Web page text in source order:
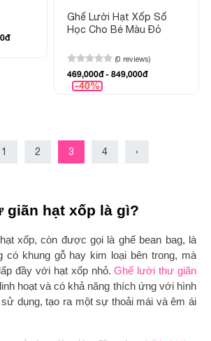
Ghế Lười Hạt Xốp Số
Học Cho Bé Màu Đỏ
(0 reviews)
469,000đ - 849,000đ
-40%
1 2 3 4 ›
giãn hạt xốp là gì?
xốp, còn được gọi là ghế bean bag, là
có khung gỗ hay kim loại bên trong, mà
đầy với hạt xốp nhỏ.Ghế lười thư giãn
hoạt và có khả năng thích ứng với hình
dụng, tạo ra một sự thoải mái và êm ái